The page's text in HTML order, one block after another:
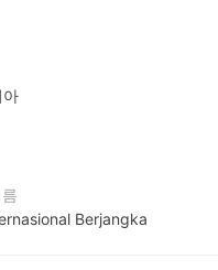
아
Berjangka